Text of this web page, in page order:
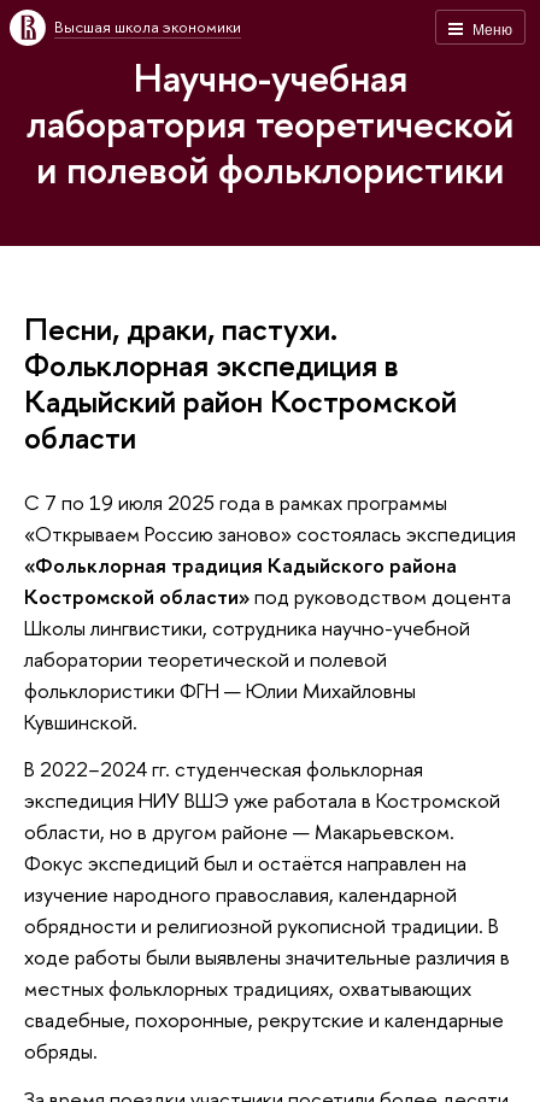
Меню
Высшая школа экономики
Научно-учебная
лаборатория теоретической
и полевой фольклористики
Песни, драки, пастухи.
Фольклорная экспедиция в
Кадыйский район Костромской
области
С 7 по 19 июля 2025 года в рамках программы
«Открываем Россию заново» состоялась экспедиция
«Фольклорная традиция Кадыйского района
Костромской области»под руководством доцента
Школы лингвистики, сотрудника научно-учебной
лаборатории теоретической и полевой
фольклористики ФГН — Юлии Михайловны
Кувшинской.
В 2022−2024 гг. студенческая фольклорная
экспедиция НИУ ВШЭ уже работала в Костромской
области, но в другом районе — Макарьевском.
Фокус экспедиций был и остаётся направлен на
изучение народного православия, календарной
обрядности и религиозной рукописной традиции. В
ходе работы были выявлены значительные различия в
местных фольклорных традициях, охватывающих
свадебные, похоронные, рекрутские и календарные
обряды.